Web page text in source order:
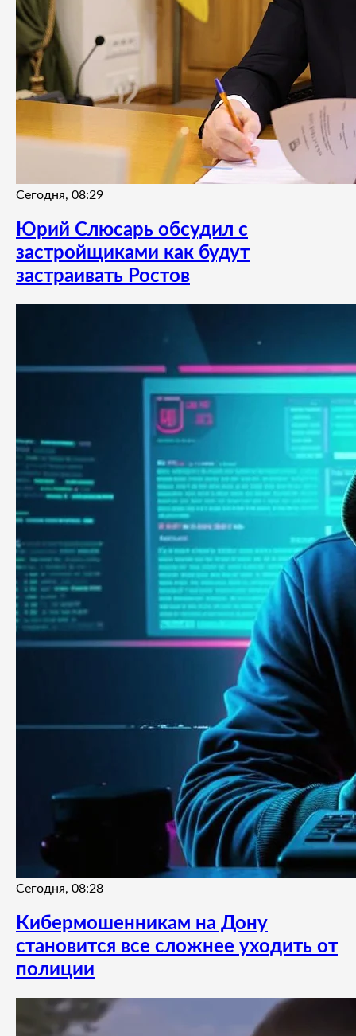
Сегодня, 08:29
Юрий Слюсарь обсудил с
застройщиками как будут
застраивать Ростов
Сегодня, 08:28
Кибермошенникам на Дону
становится все сложнее уходить от
полиции